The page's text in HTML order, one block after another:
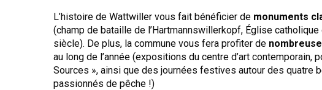
L’histoire de Wattwiller vous fait bénéficier de monuments
(champ de bataille de l’Hartmannswillerkopf, Église catholique
siècle). De plus, la commune vous fera profiter de
au long de l’année (expositions du centre d’art contemporain,
Sources », ainsi que des journées festives autour des quatre
passionnés de pêche !)